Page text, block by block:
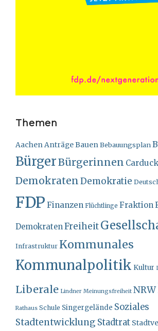
Themen
AachenAnträgeBauenBebauungsplan
BürgerBürgerinnen Carduck
Demokraten Demokratie
FDP Finanzen Flüchtlinge Fraktion
Demokraten Freiheit
Infrastruktur Kommunales
Kommunalpolitik Kultur
Liberale Lindner Meinungsfreiheit NRW
Rathaus Schule Singergelände Soziales
Stadtentwicklung Stadtrat